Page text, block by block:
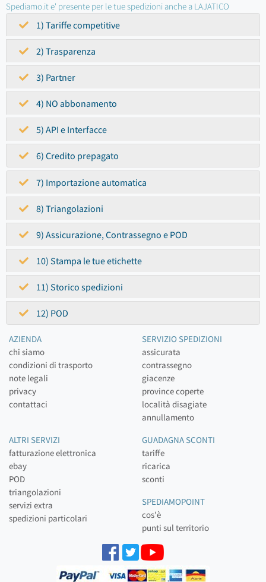
Spediamo.it e' presente per le tue spedizioni anche a LAJATICO
1) Tariffe competitive
2) Trasparenza
3) Partner
4) NO abbonamento
5) API e Interfacce
6) Credito prepagato
7) Importazione automatica
8) Triangolazioni
9) Assicurazione, Contrassegno e POD
10) Stampa le tue etichette
11) Storico spedizioni
12) POD
AZIENDA
chi siamo
condizioni di trasporto
note legali
privacy
contattaci
SERVIZIO SPEDIZIONI
assicurata
contrassegno
giacenze
province coperte
località disagiate
annullamento
ALTRI SERVIZI
fatturazione elettronica
ebay
POD
triangolazioni
servizi extra
spedizioni particolari
GUADAGNA SCONTI
tariffe
ricarica
sconti
SPEDIAMOPOINT
cos'è
punti sul territorio